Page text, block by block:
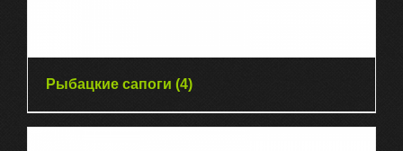
Рыбацкие сапоги (4)